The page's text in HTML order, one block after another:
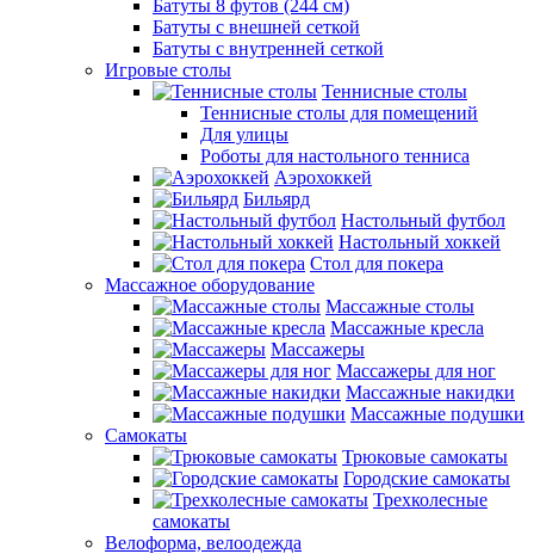
Батуты 8 футов (244 см)
Батуты с внешней сеткой
Батуты с внутренней сеткой
Игровые столы
Теннисные столы
Теннисные столы для помещений
Для улицы
Роботы для настольного тенниса
Аэрохоккей
Бильярд
Настольный футбол
Настольный хоккей
Стол для покера
Массажное оборудование
Массажные столы
Массажные кресла
Массажеры
Массажеры для ног
Массажные накидки
Массажные подушки
Самокаты
Трюковые самокаты
Городские самокаты
Трехколесные
самокаты
Велоформа, велоодежда